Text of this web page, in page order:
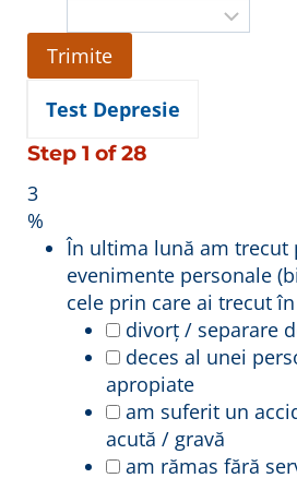
Test Depresie
Step 1 of28
3
%
În ultima lună am trecut
evenimente personale
cele prin care ai trecut
divorț / separare
deces al unei
apropiate
am suferit un
acută / gravă
am rămas fără